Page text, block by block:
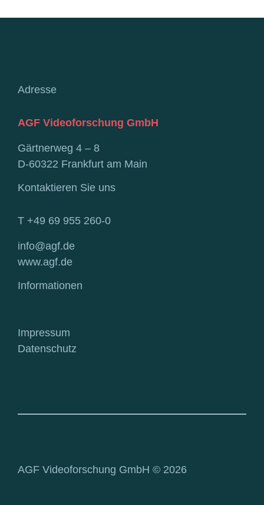
Adresse
AGF Videoforschung GmbH
Gärtnerweg 4 – 8
D-60322 Frankfurt am Main
Kontaktieren Sie uns
T +49 69 955 260-0
info@agf.de
www.agf.de
Informationen
Impressum
Datenschutz
AGF Videoforschung GmbH © 2026